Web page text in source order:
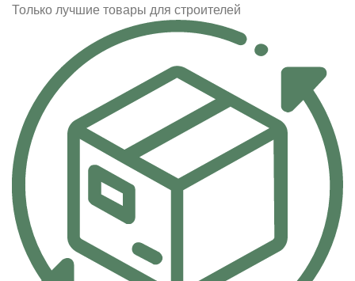
Только лучшие товары для строителей